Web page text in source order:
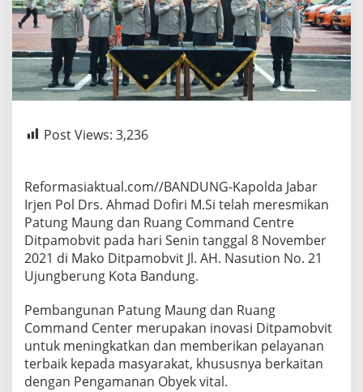
Post Views: 3,236
Reformasiaktual.com//BANDUNG-Kapolda Jabar
Irjen Pol Drs. Ahmad Dofiri M.Si telah meresmikan
Patung Maung dan Ruang Command Centre
Ditpamobvit pada hari Senin tanggal 8 November
2021 di Mako Ditpamobvit Jl. AH. Nasution No. 21
Ujungberung Kota Bandung.
Pembangunan Patung Maung dan Ruang
Command Center merupakan inovasi Ditpamobvit
untuk meningkatkan dan memberikan pelayanan
terbaik kepada masyarakat, khususnya berkaitan
dengan Pengamanan Obyek vital.